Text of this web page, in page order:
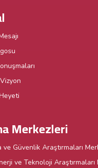
Merkezleri
ve Güvenlik Araştırmaları
ve Teknoloji Araştırmaları